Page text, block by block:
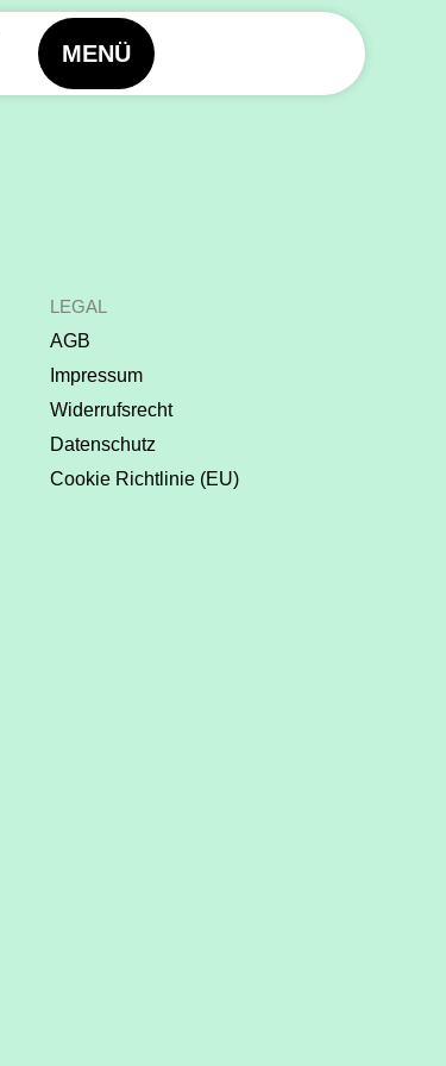
MENÜ
LEGAL
AGB
Impressum
Widerrufsrecht
Datenschutz
Cookie Richtlinie (EU)